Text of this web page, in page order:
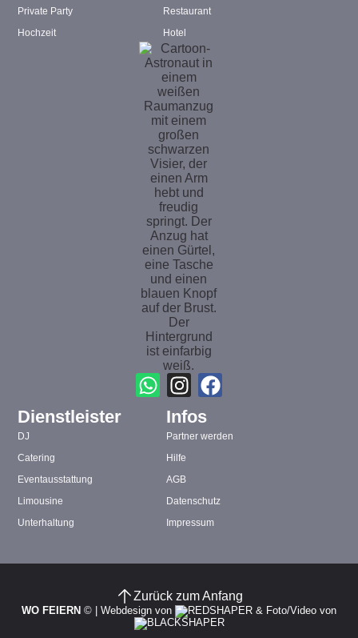
Private Party
Hochzeit
Restaurant
Hotel
Dienstleister
DJ
Catering
Eventausstattung
Limousine
Unterhaltung
Infos
Partner werden
Hilfe
AGB
Datenschutz
Impressum
Zurück zum Anfang
WO FEIERN © Webdesign von & Foto/Video von